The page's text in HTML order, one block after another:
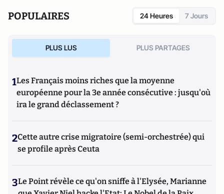
POPULAIRES 24 Heures 7 Jours
PLUS LUS PLUS PARTAGES
1Les Français moins riches que la moyenne
européenne pour la 3e année consécutive : jusqu'où
ira le grand déclassement ?
2Cette autre crise migratoire (semi-orchestrée) qui
se profile après Ceuta
3Le Point révèle ce qu'on sniffe à l'Elysée, Marianne